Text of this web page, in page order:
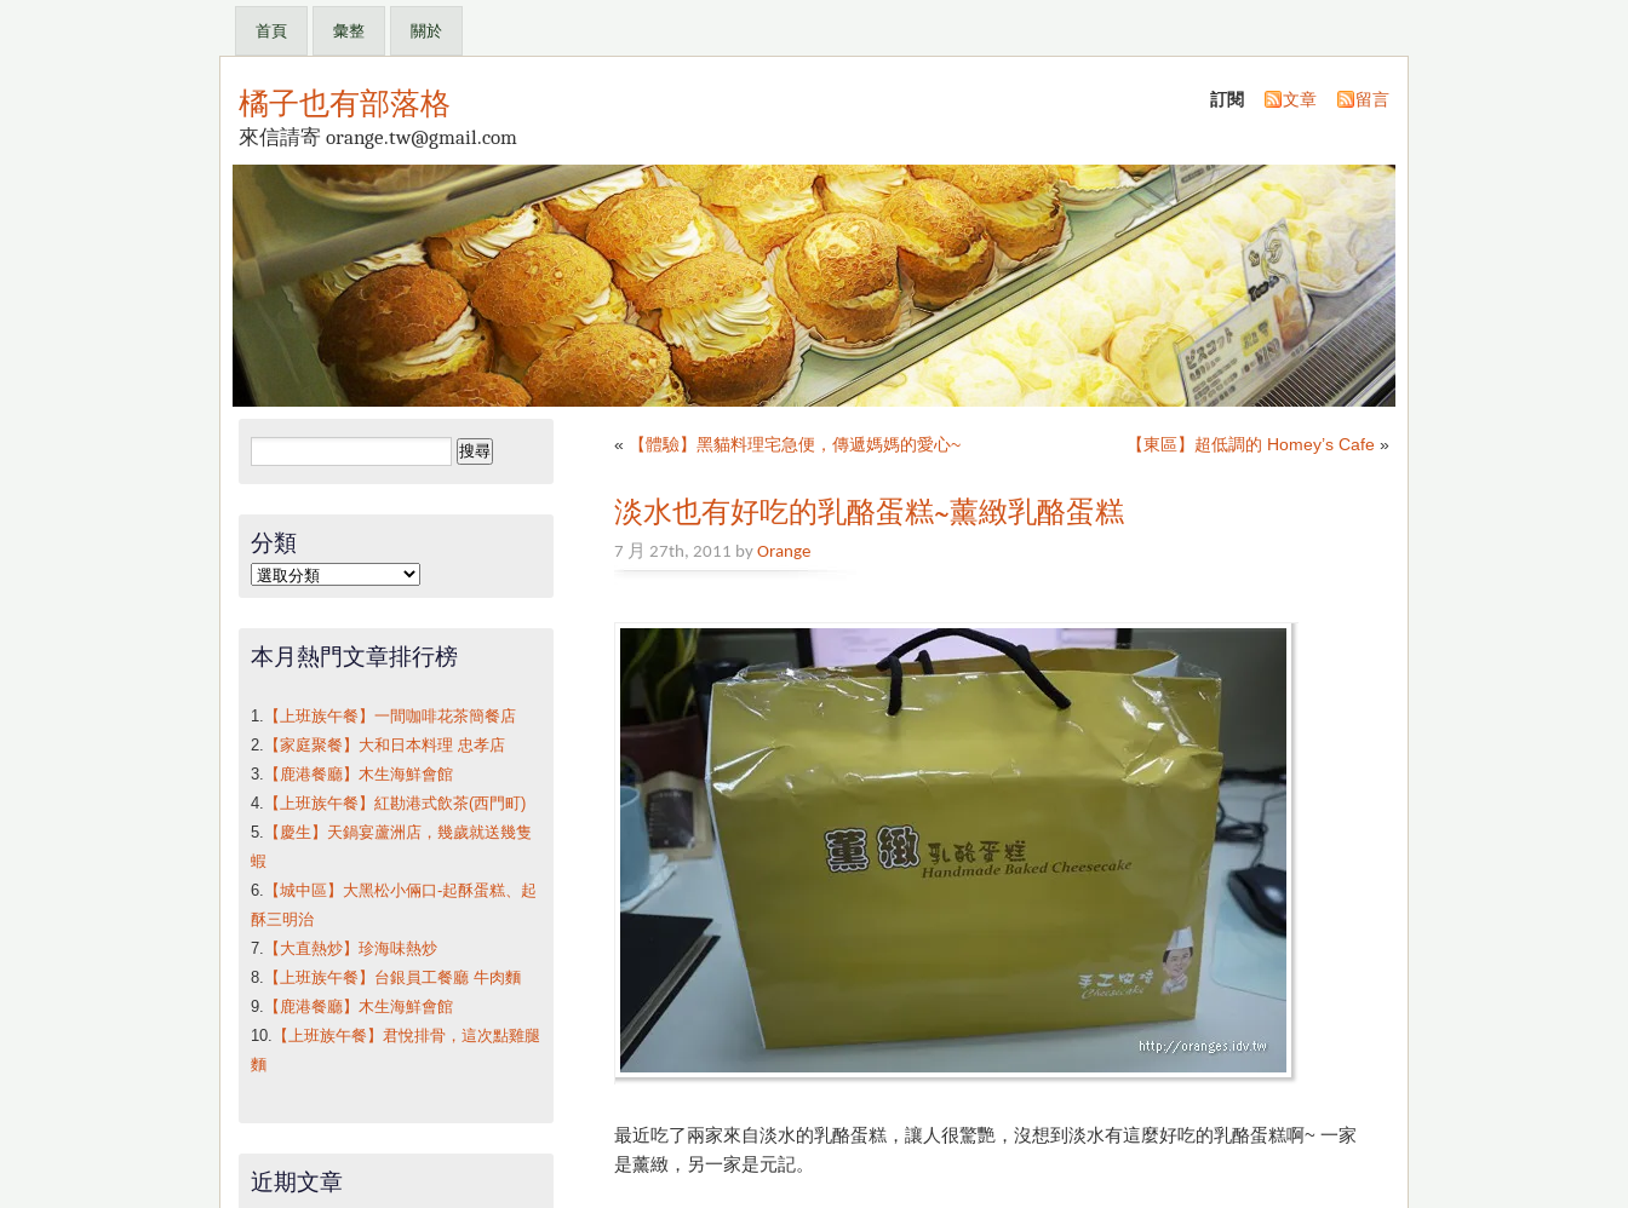
首頁 彙整 關於
橘子也有部落格
來信請寄 orange.tw@gmail.com
訂閱 文章 留言
« 【體驗】黑貓料理宅急便，傳遞媽媽的愛心~ 【東區】超低調的 Homey’s Cafe »
淡水也有好吃的乳酪蛋糕~薰緻乳酪蛋糕
7 月 27th, 2011 byOrange
最近吃了兩家來自淡水的乳酪蛋糕，讓人很驚艷，沒想到淡水有這麼好吃的乳酪蛋糕啊~ 一家
是薰緻，另一家是元記。
搜
尋
字:
分類
分
本月熱門文章排行榜
1. 【上班族午餐】一間咖啡花茶簡餐店
2. 【家庭聚餐】大和日本料理 忠孝店
3. 【鹿港餐廳】木生海鮮會館
4. 【上班族午餐】紅勘港式飲茶(西門町)
5. 【慶生】天鍋宴蘆洲店，幾歲就送幾隻
蝦
6. 【城中區】大黑松小倆口-起酥蛋糕、起
酥三明治
7. 【大直熱炒】珍海味熱炒
8. 【上班族午餐】台銀員工餐廳 牛肉麵
9. 【鹿港餐廳】木生海鮮會館
10. 【上班族午餐】君悅排骨，這次點雞腿
麵
近期文章